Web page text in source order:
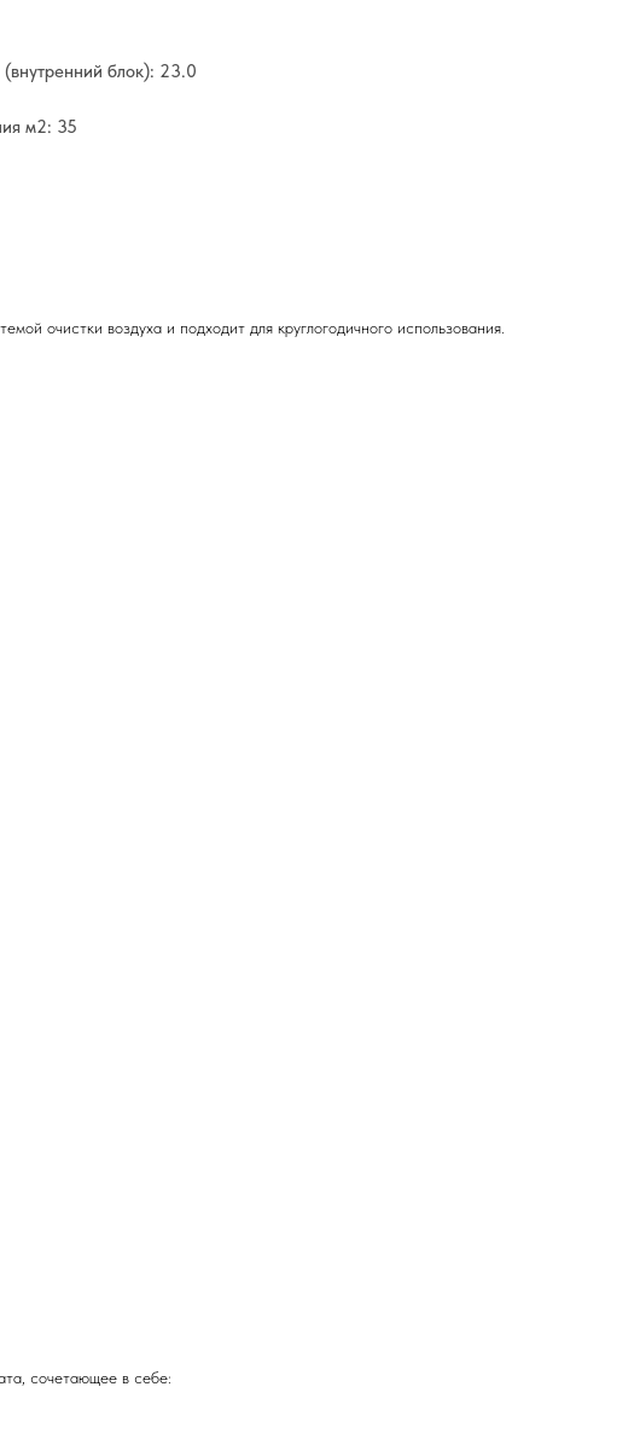
блок): 23.0
м2: 35
очистки воздуха и подходит для круглогодичного использования.
сочетающее в себе: